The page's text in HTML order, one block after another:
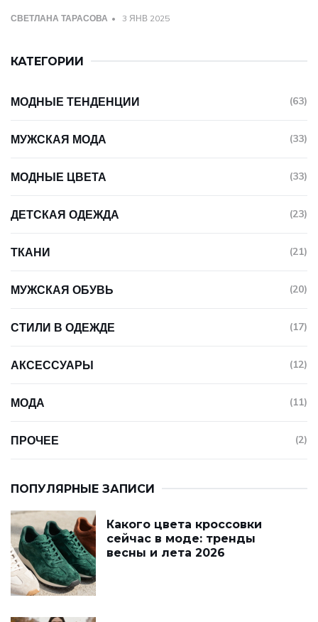
СВЕТЛАНА ТАРАСОВА 3 ЯНВ 2025
КАТЕГОРИИ
МОДНЫЕ ТЕНДЕНЦИИ (63)
МУЖСКАЯ МОДА (33)
МОДНЫЕ ЦВЕТА (33)
ДЕТСКАЯ ОДЕЖДА (23)
ТКАНИ (21)
МУЖСКАЯ ОБУВЬ (20)
СТИЛИ В ОДЕЖДЕ (17)
АКСЕССУАРЫ (12)
МОДА (11)
ПРОЧЕЕ (2)
ПОПУЛЯРНЫЕ ЗАПИСИ
Какого цвета кроссовки
сейчас в моде: тренды
весны и лета 2026